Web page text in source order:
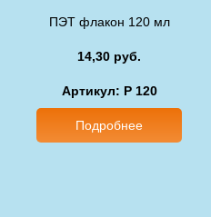
ПЭТ флакон 120 мл
14,30 руб.
Артикул: P 120
Подробнее